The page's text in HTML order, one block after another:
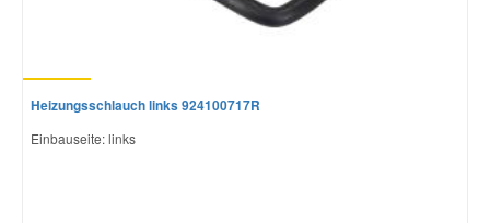
Heizungsschlauch links 924100717R
Einbauseite: links